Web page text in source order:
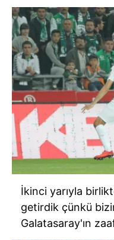
hazırlanmış
ilgili mevzuata uygun
almak için lütfen
İkinci yarıyla
getirdik çünkü
Galatasaray'ın